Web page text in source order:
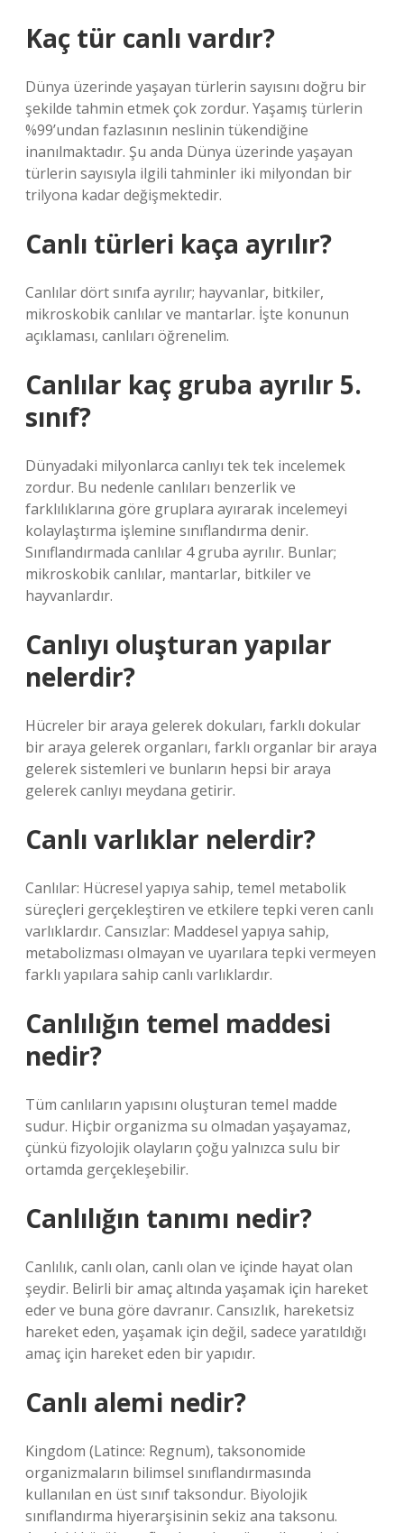
Kaç tür canlı vardır?
Dünya üzerinde yaşayan türlerin sayısını doğru bir
şekilde tahmin etmek çok zordur. Yaşamış türlerin
%99’undan fazlasının neslinin tükendiğine
inanılmaktadır. Şu anda Dünya üzerinde yaşayan
türlerin sayısıyla ilgili tahminler iki milyondan bir
trilyona kadar değişmektedir.
Canlı türleri kaça ayrılır?
Canlılar dört sınıfa ayrılır; hayvanlar, bitkiler,
mikroskobik canlılar ve mantarlar. İşte konunun
açıklaması, canlıları öğrenelim.
Canlılar kaç gruba ayrılır 5.
sınıf?
Dünyadaki milyonlarca canlıyı tek tek incelemek
zordur. Bu nedenle canlıları benzerlik ve
farklılıklarına göre gruplara ayırarak incelemeyi
kolaylaştırma işlemine sınıflandırma denir.
Sınıflandırmada canlılar 4 gruba ayrılır. Bunlar;
mikroskobik canlılar, mantarlar, bitkiler ve
hayvanlardır.
Canlıyı oluşturan yapılar
nelerdir?
Hücreler bir araya gelerek dokuları, farklı dokular
bir araya gelerek organları, farklı organlar bir araya
gelerek sistemleri ve bunların hepsi bir araya
gelerek canlıyı meydana getirir.
Canlı varlıklar nelerdir?
Canlılar: Hücresel yapıya sahip, temel metabolik
süreçleri gerçekleştiren ve etkilere tepki veren canlı
varlıklardır. Cansızlar: Maddesel yapıya sahip,
metabolizması olmayan ve uyarılara tepki vermeyen
farklı yapılara sahip canlı varlıklardır.
Canlılığın temel maddesi
nedir?
Tüm canlıların yapısını oluşturan temel madde
sudur. Hiçbir organizma su olmadan yaşayamaz,
çünkü fizyolojik olayların çoğu yalnızca sulu bir
ortamda gerçekleşebilir.
Canlılığın tanımı nedir?
Canlılık, canlı olan, canlı olan ve içinde hayat olan
şeydir. Belirli bir amaç altında yaşamak için hareket
eder ve buna göre davranır. Cansızlık, hareketsiz
hareket eden, yaşamak için değil, sadece yaratıldığı
amaç için hareket eden bir yapıdır.
Canlı alemi nedir?
Kingdom (Latince: Regnum), taksonomide
organizmaların bilimsel sınıflandırmasında
kullanılan en üst sınıf taksondur. Biyolojik
sınıflandırma hiyerarşisinin sekiz ana taksonu.